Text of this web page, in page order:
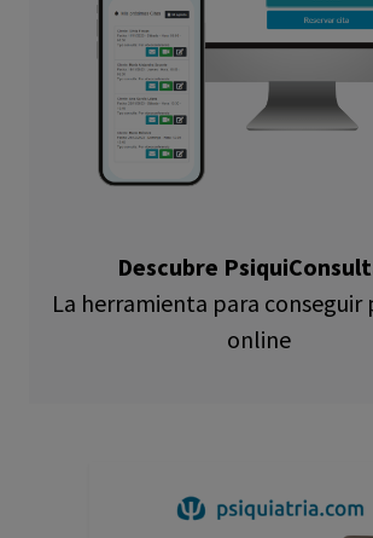
Descubre
La herramienta para conseguir
online